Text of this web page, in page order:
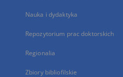
Nauka i dydaktyka
Repozytorium prac doktorskich
Regionalia
Zbiory bibliofilskie